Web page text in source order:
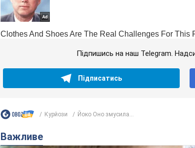
Підпишись на наш Telegram.
Підписатись
Курйози Йоко Оно змусила...
Важливе